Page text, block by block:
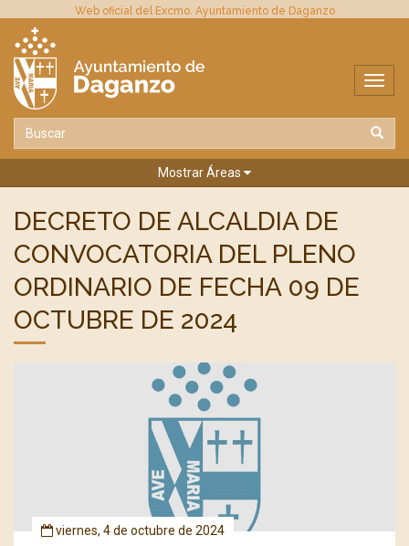
Web oficial del Excmo. Ayuntamiento de Daganzo
Mostrar Áreas
DECRETO DE ALCALDIA DE
CONVOCATORIA DEL PLENO
ORDINARIO DE FECHA 09 DE
OCTUBRE DE 2024
viernes, 4 de octubre de 2024